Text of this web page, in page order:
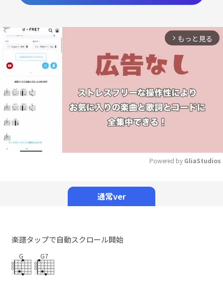
arrow_forward_ios もっと見る
Powered by GliaStudios
通常ver
楽譜タップで自動スクロール開始
G G7